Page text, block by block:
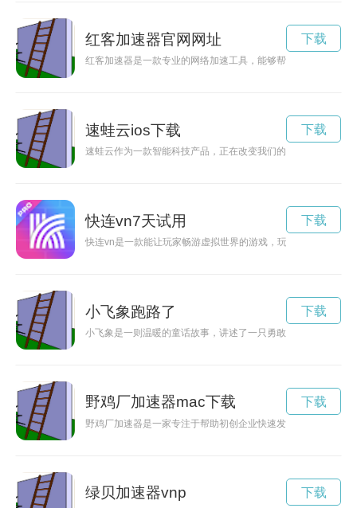
红客加速器官网网址
红客加速器是一款专业的网络加速工具，能够帮助用户轻松解
下载
速蛙云ios下载
速蛙云作为一款智能科技产品，正在改变我们的生活方式，让
下载
快连vn7天试用
快连vn是一款能让玩家畅游虚拟世界的游戏，玩家可以在这里
下载
小飞象跑路了
小飞象是一则温暖的童话故事，讲述了一只勇敢的小象在困境
下载
野鸡厂加速器mac下载
野鸡厂加速器是一家专注于帮助初创企业快速发展的创业孵化
下载
绿贝加速器vnp 下载